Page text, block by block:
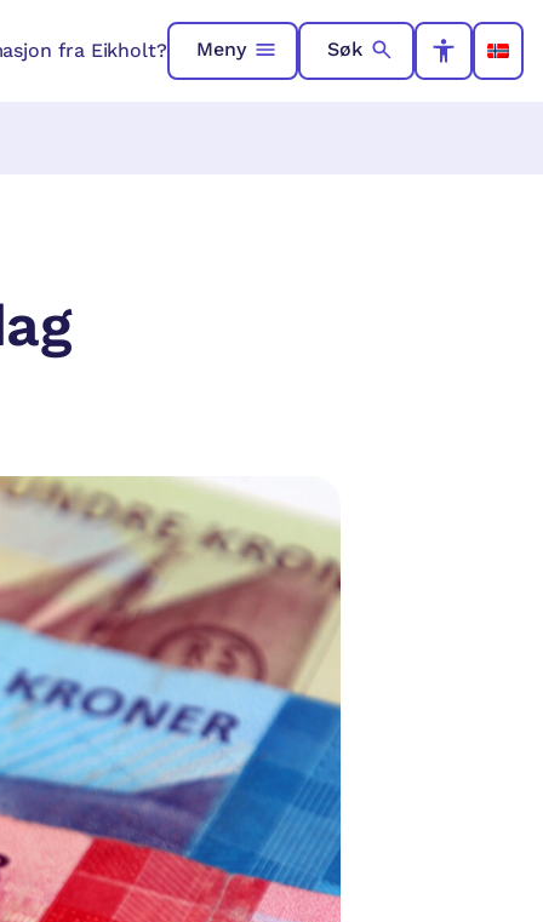
fra Eikholt? Meny Søk